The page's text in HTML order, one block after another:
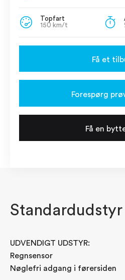
Topfart
150 km/t
Få et
Forespørg
Få en
Standardudstyr
UDVENDIGT UDSTYR:
Regnsensor
Nøglefri adgang i førersiden